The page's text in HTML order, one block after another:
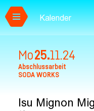
Zum Hauptinhalt springen
Kalender
Mo25.11.24
Abschlussarbeit
SODA WORKS
Isu Mignon